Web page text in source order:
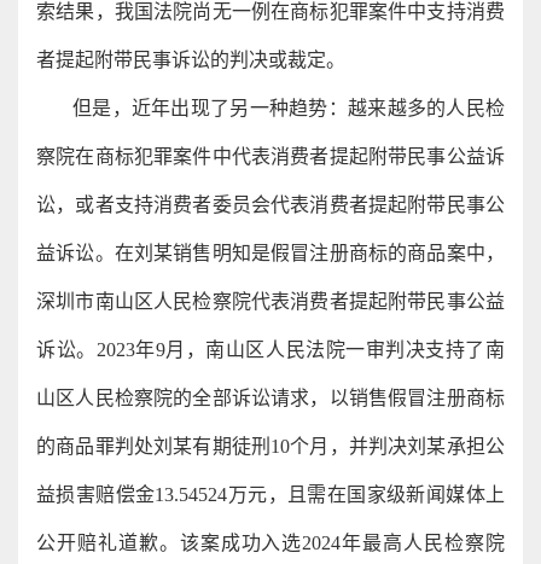
索结果，我国法院尚无一例在商标犯罪案件中支持消费
者提起附带民事诉讼的判决或裁定。
但是，近年出现了另一种趋势：越来越多的人民检
察院在商标犯罪案件中代表消费者提起附带民事公益诉
讼，或者支持消费者委员会代表消费者提起附带民事公
益诉讼。在刘某销售明知是假冒注册商标的商品案中，
深圳市南山区人民检察院代表消费者提起附带民事公益
诉讼。2023年9月，南山区人民法院一审判决支持了南
山区人民检察院的全部诉讼请求，以销售假冒注册商标
的商品罪判处刘某有期徒刑10个月，并判决刘某承担公
益损害赔偿金13.54524万元，且需在国家级新闻媒体上
公开赔礼道歉。该案成功入选2024年最高人民检察院